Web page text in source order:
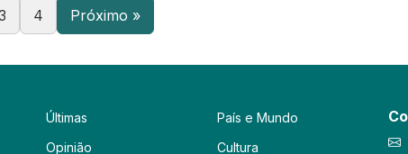
4 Próximo »
Últimas
Opinião
País e Mundo
Cultura